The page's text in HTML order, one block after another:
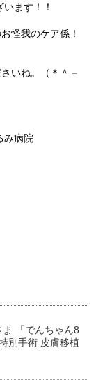
ます！！
怪我のケア係！
いね。（＊＾－
み病院
「でんちゃん8
別手術 皮膚移植